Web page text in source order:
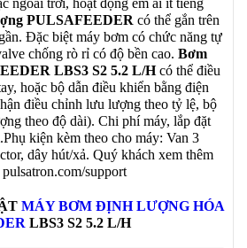
ngoài trời, hoạt động êm ái ít tiếng
PULSAFEEDER có thể gắn trên
Đặc biệt máy bơm có chức năng tự
chống rò rỉ có độ bền cao. Bơm
LBS3 S2 5.2 L/Hcó thể điều
hoặc bộ dẫn điều khiển bằng điện
điều chỉnh lưu lượng theo tỷ lệ, bộ
theo độ dài). Chi phí máy, lắp đặt
kiện kèm theo cho máy: Van 3
dây hút/xả. Quý khách xem thêm
support
MÁY BƠM ĐỊNH LƯỢNG HÓA
LBS3 S2 5.2 L/H